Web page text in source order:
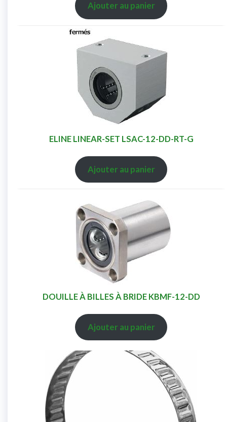
Ajouter au panier
ELINE LINEAR-SET LSAC-12-DD-RT-G
Ajouter au panier
DOUILLE À BILLES À BRIDE KBMF-12-DD
Ajouter au panier